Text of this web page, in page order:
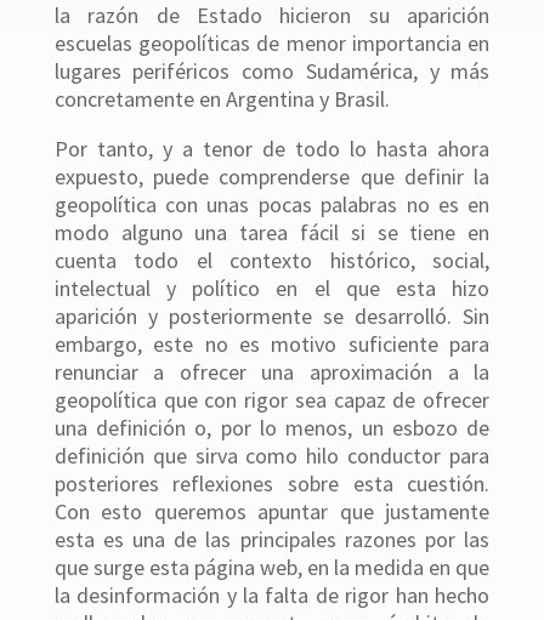
la razón de Estado hicieron su aparición
escuelas geopolíticas de menor importancia en
lugares periféricos como Sudamérica, y más
concretamente en Argentina y Brasil.
Por tanto, y a tenor de todo lo hasta ahora
expuesto, puede comprenderse que definir la
geopolítica con unas pocas palabras no es en
modo alguno una tarea fácil si se tiene en
cuenta todo el contexto histórico, social,
intelectual y político en el que esta hizo
aparición y posteriormente se desarrolló. Sin
embargo, este no es motivo suficiente para
renunciar a ofrecer una aproximación a la
geopolítica que con rigor sea capaz de ofrecer
una definición o, por lo menos, un esbozo de
definición que sirva como hilo conductor para
posteriores reflexiones sobre esta cuestión.
Con esto queremos apuntar que justamente
esta es una de las principales razones por las
que surge esta página web, en la medida en que
la desinformación y la falta de rigor han hecho